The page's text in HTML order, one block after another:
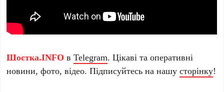
Шостка.INFO вTelegram. Цікаві та оперативні
новини, фото, відео. Підписуйтесь на нашусторінку!